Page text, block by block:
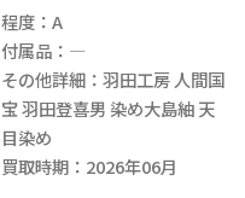
程度：A
付属品：―
その他詳細：羽田工房 人間国
宝 羽田登喜男 染め大島紬 天
目染め
買取時期：2026年06月